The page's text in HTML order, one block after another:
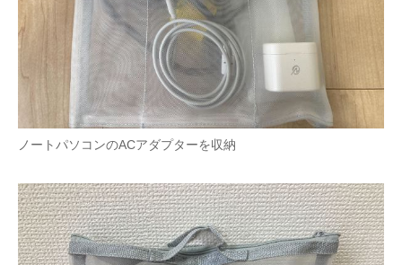
ノートパソコンのACアダプターを収納